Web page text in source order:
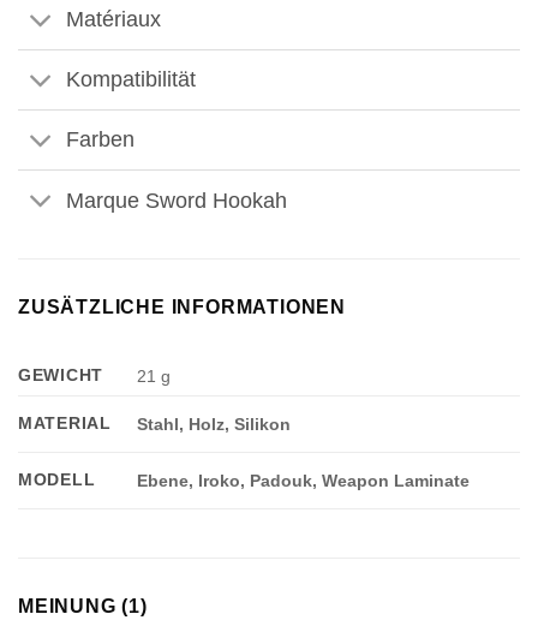
Matériaux
Kompatibilität
Farben
Marque Sword Hookah
ZUSÄTZLICHE INFORMATIONEN
GEWICHT 21 g
MATERIAL Stahl, Holz, Silikon
MODELL Ebene, Iroko, Padouk, Weapon Laminate
MEINUNG (1)
Appliquer les filtres